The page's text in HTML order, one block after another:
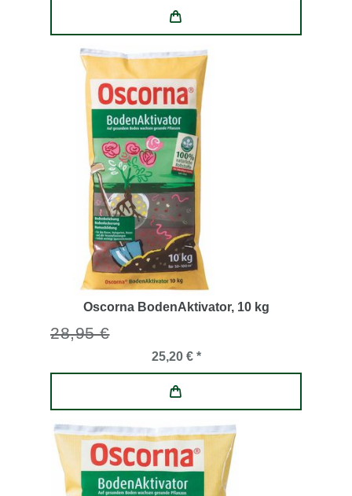
Oscorna BodenAktivator, 10 kg
28,95 €
25,20 € *